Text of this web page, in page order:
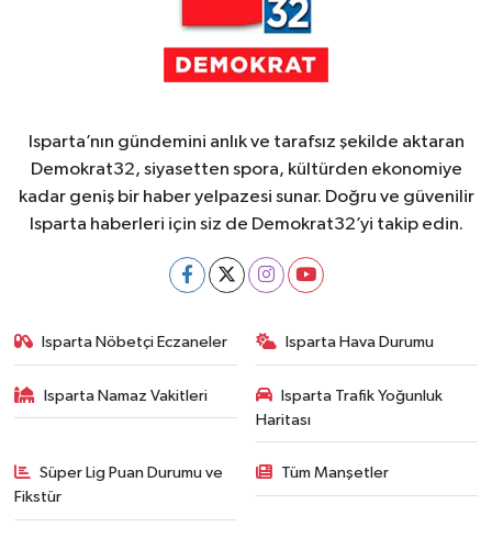
Isparta’nın gündemini anlık ve tarafsız şekilde aktaran
Demokrat32, siyasetten spora, kültürden ekonomiye
kadar geniş bir haber yelpazesi sunar. Doğru ve güvenilir
Isparta haberleri için siz de Demokrat32’yi takip edin.
Isparta Nöbetçi Eczaneler Isparta Hava Durumu
Isparta Namaz Vakitleri
Isparta Trafik Yoğunluk
Haritası
Süper Lig Puan Durumu ve
Fikstür
Tüm Manşetler